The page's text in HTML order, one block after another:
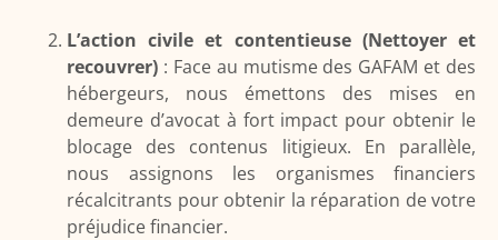
L’action civile et contentieuse (Nettoyer et
recouvrer) : Face au mutisme des GAFAM et des
hébergeurs, nous émettons des mises en
demeure d’avocat à fort impact pour obtenir le
blocage des contenus litigieux. En parallèle,
nous assignons les organismes financiers
récalcitrants pour obtenir la réparation de votre
préjudice financier.